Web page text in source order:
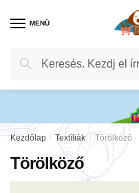
MENÜ
Keresés
következőre:
Keresés
Kezdőlap / Textíliák / Törölköző
Törölköző